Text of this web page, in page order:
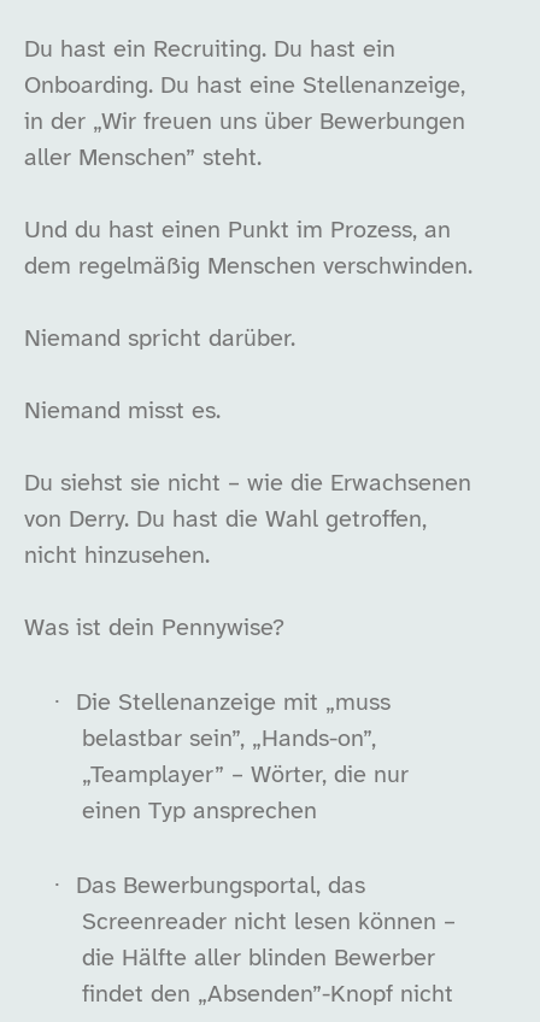
Du hast ein Recruiting. Du hast ein
Onboarding. Du hast eine Stellenanzeige,
in der „Wir freuen uns über Bewerbungen
aller Menschen” steht.
Und du hast einen Punkt im Prozess, an
dem regelmäßig Menschen verschwinden.
Niemand spricht darüber.
Niemand misst es.
Du siehst sie nicht – wie die Erwachsenen
von Derry. Du hast die Wahl getroffen,
nicht hinzusehen.
Was ist dein Pennywise?
·
Die Stellenanzeige mit „muss
belastbar sein”, „Hands-on”,
„Teamplayer” – Wörter, die nur
einen Typ ansprechen
·
Das Bewerbungsportal, das
Screenreader nicht lesen können –
die Hälfte aller blinden Bewerber
findet den „Absenden”-Knopf nicht